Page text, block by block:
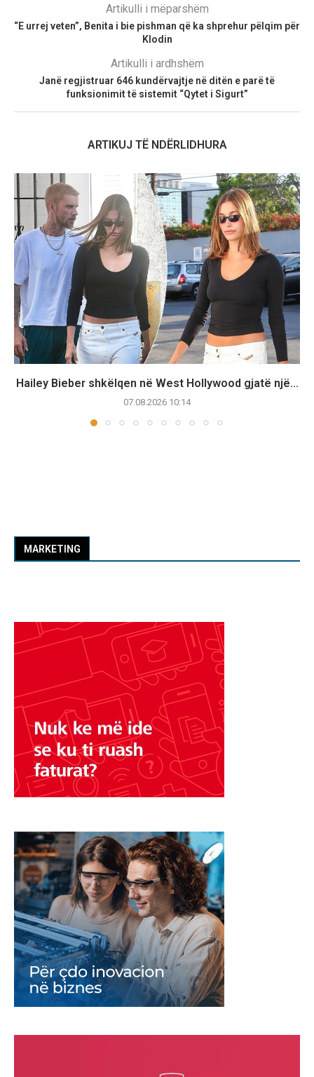
Artikulli i mëparshëm
“E urrej veten”, Benita i bie pishman që ka shprehur pëlqim për
Klodin
Artikulli i ardhshëm
Janë regjistruar 646 kundërvajtje në ditën e parë të
funksionimit të sistemit “Qytet i Sigurt”
ARTIKUJ TË NDËRLIDHURA
Hailey Bieber shkëlqen në West Hollywood gjatë një...
07.08.2026 10:14
MARKETING